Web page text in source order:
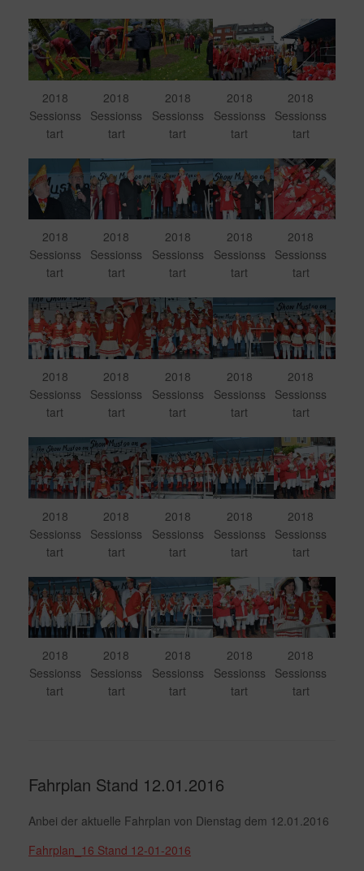
2018
Sessionss
tart
2018
Sessionss
tart
2018
Sessionss
tart
2018
Sessionss
tart
2018
Sessionss
tart
2018
Sessionss
tart
2018
Sessionss
tart
2018
Sessionss
tart
2018
Sessionss
tart
2018
Sessionss
tart
2018
Sessionss
tart
2018
Sessionss
tart
2018
Sessionss
tart
2018
Sessionss
tart
2018
Sessionss
tart
2018
Sessionss
tart
2018
Sessionss
tart
2018
Sessionss
tart
2018
Sessionss
tart
2018
Sessionss
tart
2018
Sessionss
tart
2018
Sessionss
tart
2018
Sessionss
tart
2018
Sessionss
tart
2018
Sessionss
tart
Fahrplan Stand 12.01.2016
Anbei der aktuelle Fahrplan von Dienstag dem 12.01.2016
Fahrplan_16 Stand 12-01-2016